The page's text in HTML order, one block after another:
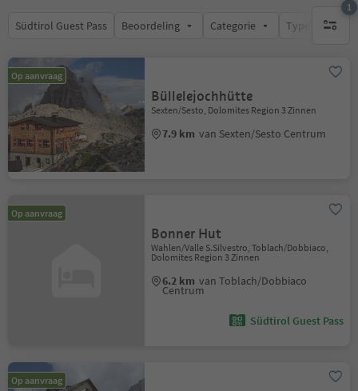
Südtirol Guest Pass Beoordeling Categorie Type catering
1
1
Op aanvraag
Büllelejochhütte
Sexten/Sesto, Dolomites Region 3 Zinnen
7.9 km van Sexten/Sesto Centrum
Op aanvraag
Bonner Hut
Wahlen/Valle S.Silvestro, Toblach/Dobbiaco,
Dolomites Region 3 Zinnen
6.2 km van Toblach/Dobbiaco
Centrum
Südtirol Guest Pass
Op aanvraag